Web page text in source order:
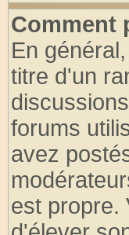
Comment
En
titre d'un
forums
avez
est propre.